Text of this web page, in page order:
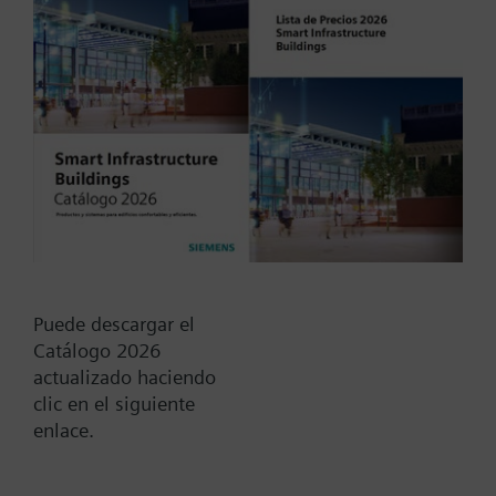
Tipo / Código:
FDPA-100
Código:
BPZ:FDPA-100
Documentos
Puede descargar el
Catálogo 2026
actualizado haciendo
clic en el siguiente
enlace.